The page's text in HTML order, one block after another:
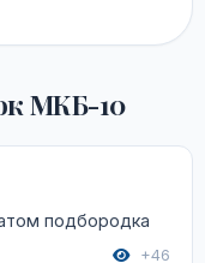
МКБ-10
подбородка
+46